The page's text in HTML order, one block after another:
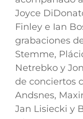
Joyce
Finley e Ian
grabaciones
Stemme,
Netrebko y
de conciertos
Andsnes,
Jan Lisiecki y